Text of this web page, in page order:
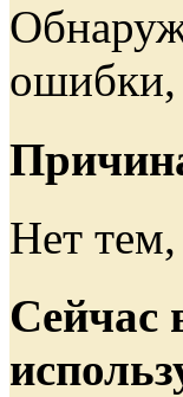
ошибки,
Нет тем,
Сейчас